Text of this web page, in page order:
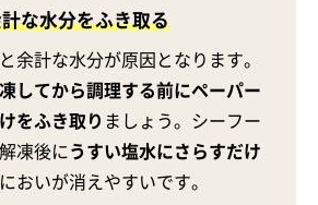
な水分をふき取る
余計な水分が原因となります。
してから調理する前にペーパー
をふき取り ましょう。シーフー
凍後に うすい塩水にさらすだけ
おいが消えやすいです。